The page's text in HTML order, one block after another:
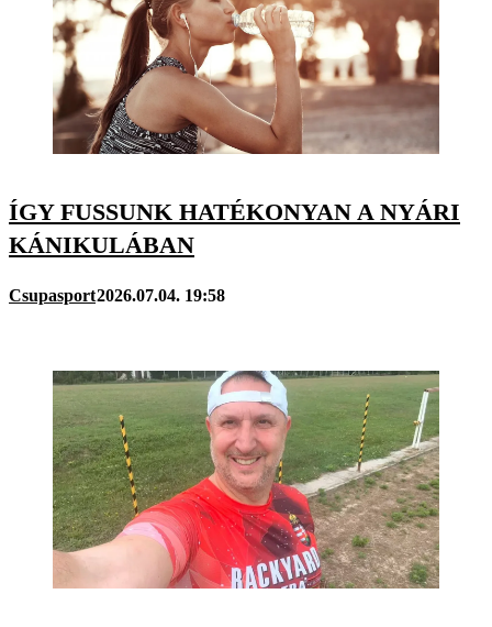
ÍGY FUSSUNK HATÉKONYAN A NYÁRI
KÁNIKULÁBAN
Csupasport2026.07.04. 19:58